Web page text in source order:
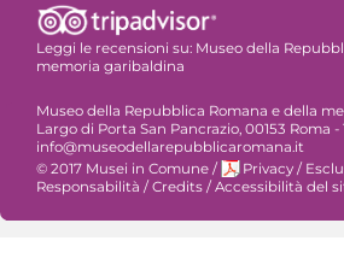
Leggi le recensioni su: Museo della
memoria garibaldina
Museo della Repubblica Romana e della
Largo di Porta San Pancrazio, 00153 Roma -
info@museodellarepubblicaromana.it
© 2017 Musei in Comune / Privacy /
Responsabilità /Credits /Accessibilità del